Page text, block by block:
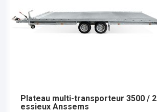
Plateau multi-transporteur 3500 / 2
essieux Anssems